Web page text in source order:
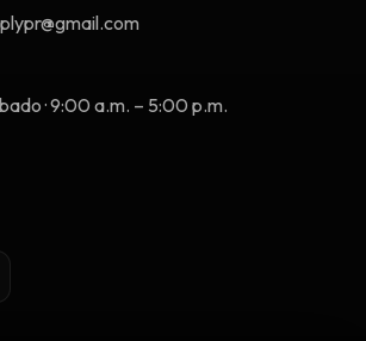
· 9:00 a.m. – 5:00 p.m.